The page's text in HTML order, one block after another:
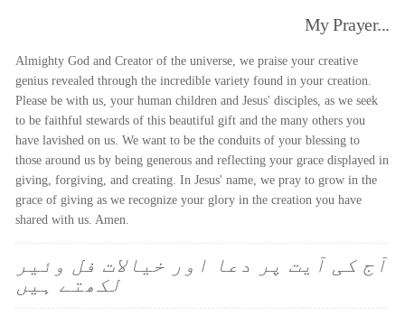
My Prayer...
Almighty God and Creator of the universe, we praise your creative
genius revealed through the incredible variety found in your creation.
Please be with us, your human children and Jesus' disciples, as we seek
to be faithful stewards of this beautiful gift and the many others you
have lavished on us. We want to be the conduits of your blessing to
those around us by being generous and reflecting your grace displayed in
giving, forgiving, and creating. In Jesus' name, we pray to grow in the
grace of giving as we recognize your glory in the creation you have
shared with us. Amen.
آج کی آیت پر دعا اور خیالات فل وئیر
لکھتے ہیں